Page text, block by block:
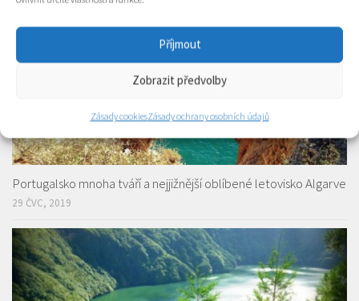
Příjmout
Zobrazit předvolby
Zásady cookiesZásady ochrany osobních údajů
Portugalsko mnoha tváří a nejjižnější oblíbené letovisko Algarve
29 ČVC, 2019